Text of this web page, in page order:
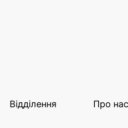
Відділення Про нас